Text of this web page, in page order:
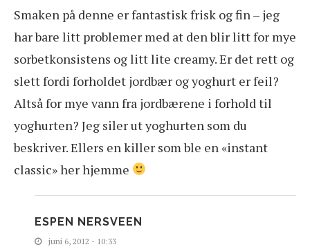
Smaken på denne er fantastisk frisk og fin – jeg
har bare litt problemer med at den blir litt for mye
sorbetkonsistens og litt lite creamy. Er det rett og
slett fordi forholdet jordbær og yoghurt er feil?
Altså for mye vann fra jordbærene i forhold til
yoghurten? Jeg siler ut yoghurten som du
beskriver. Ellers en killer som ble en «instant
classic» her hjemme
ESPEN NERSVEEN
juni 6, 2012 - 10:33